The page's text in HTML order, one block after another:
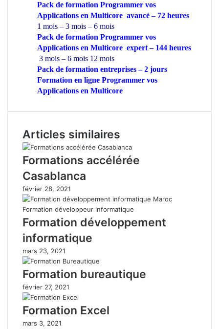
Pack de formation Programmer vos
Applications en Multicore avancé – 72 heures
1 mois – 3 mois – 6 mois
Pack de formation Programmer vos
Applications en Multicore expert – 144 heures
3 mois – 6 mois 12 mois
Pack de formation entreprises– 2 jours
Formation en ligne Programmer vos
Applications en Multicore
Articles similaires
Formations accélérée
Casablanca
février 28, 2021
Formation développement
informatique
mars 23, 2021
Formation bureautique
février 27, 2021
Formation Excel
mars 3, 2021